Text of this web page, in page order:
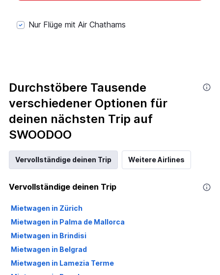
Nur Flüge mit Air Chathams
Durchstöbere Tausende
verschiedener Optionen für
deinen nächsten Trip auf
SWOODOO
Vervollständige deinen Trip Weitere Airlines
Vervollständige deinen Trip
Mietwagen in Zürich
Mietwagen in Palma de Mallorca
Mietwagen in Brindisi
Mietwagen in Belgrad
Mietwagen in Lamezia Terme